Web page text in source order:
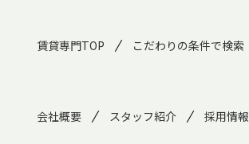
賃貸専門TOP こだわりの条件で検索
会社概要 スタッフ紹介 採用情報